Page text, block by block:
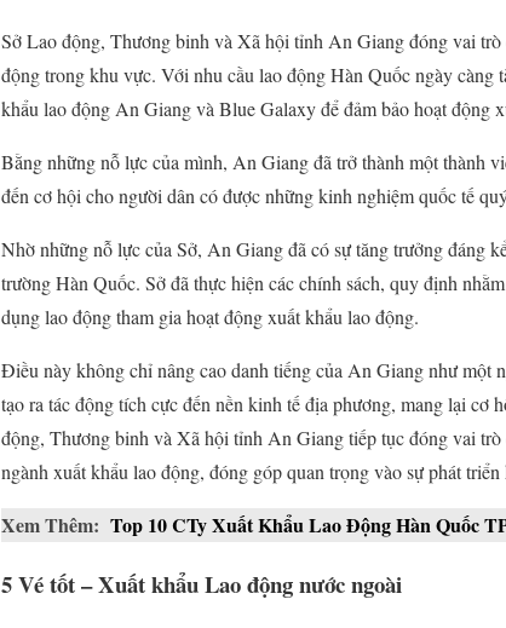
Sở Lao động, Thương binh và Xã hội tỉnh An Giang đóng vai
động trong khu vực. Với nhu cầu lao động Hàn Quốc ngày
khẩu lao động An Giang và Blue Galaxy để đảm bảo hoạt động
Bằng những nỗ lực của mình, An Giang đã trở thành một thành
đến cơ hội cho người dân có được những kinh nghiệm quốc tế
Nhờ những nỗ lực của Sở, An Giang đã có sự tăng trưởng đáng
trường Hàn Quốc. Sở đã thực hiện các chính sách, quy định
dụng lao động tham gia hoạt động xuất khẩu lao động.
Điều này không chỉ nâng cao danh tiếng của An Giang như một
tạo ra tác động tích cực đến nền kinh tế địa phương, mang lại
động, Thương binh và Xã hội tỉnh An Giang tiếp tục đóng vai
ngành xuất khẩu lao động, đóng góp quan trọng vào sự phát
Xem Thêm: Top 10 CTy Xuất Khẩu Lao Động Hàn Quốc
5Vé tốt – Xuất khẩu Lao động nước ngoài